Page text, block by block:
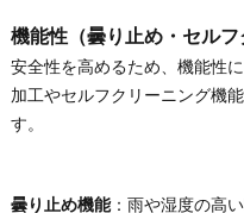
機能性（曇り止め・セル
安全性を高めるため、機能性
加工やセルフクリーニング機
す。
曇り止め機能：雨や湿度の高